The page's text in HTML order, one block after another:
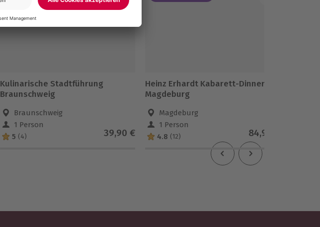
Kulinarische Stadtführung
Braunschweig
Braunschweig
1 Person
5 (4) 39,90 €
Heinz Erhardt Kabarett-Dinner
Magdeburg
Magdeburg
1 Person
4.8 (12) 84,90 €